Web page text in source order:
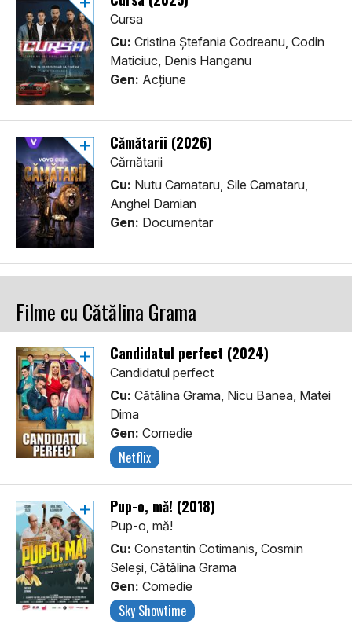
Cursa
Cu: Cristina Ștefania Codreanu, Codin
Maticiuc, Denis Hanganu
Gen: Acţiune
Cămătarii (2026)
Cămătarii
Cu: Nutu Camataru, Sile Camataru,
Anghel Damian
Gen: Documentar
Filme cu Cătălina Grama
Candidatul perfect (2024)
Candidatul perfect
Cu: Cătălina Grama, Nicu Banea, Matei
Dima
Gen: Comedie
Netflix
Pup-o, mă! (2018)
Pup-o, mă!
Cu: Constantin Cotimanis, Cosmin
Seleși, Cătălina Grama
Gen: Comedie
Sky Showtime